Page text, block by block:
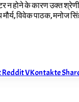
न होने के कारण उक्त
,विवेक पाठक,मनोज
RedditVKontakte